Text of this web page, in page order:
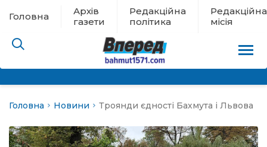
Головна
Архів
газети
Редакційна
політика
Редакційна
місія
евакуації
Головна Новини Троянди єдності Бахмута і Львова